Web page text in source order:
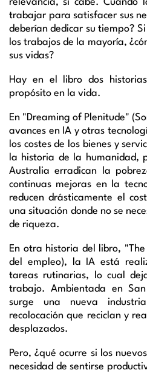
relevancia, si cabe. Cuando
trabajar para satisfacer sus
deberían dedicar su tiempo?
los trabajos de la mayoría,
sus vidas?
Hay en el libro dos
propósito en la vida.
En "Dreaming of Plenitude"
avances en IA y otras
los costes de los bienes y
la historia de la humanidad,
Australia erradican la
continuas mejoras en la
reducen drásticamente el
una situación donde no se
de riqueza.
En otra historia del libro, "The
del empleo), la IA está
tareas rutinarias, lo cual
trabajo. Ambientada en
surge una nueva
recolocación que reciclan y
desplazados.
Pero, ¿qué ocurre si los
necesidad de sentirse